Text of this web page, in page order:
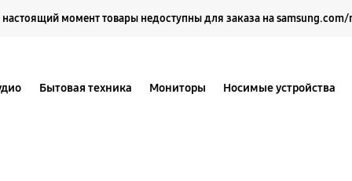
настоящий момент товары недоступны для заказа на samsung.com/
Бытовая техника Мониторы Носимые устройства